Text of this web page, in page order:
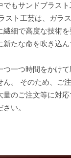
でもサンドブラス
スト工芸は、ガラ
繊細で高度な技術
たな命を吹き込ん
つ一つ時間をかけ
ん。 そのため、ご
のご注文等に対
い。